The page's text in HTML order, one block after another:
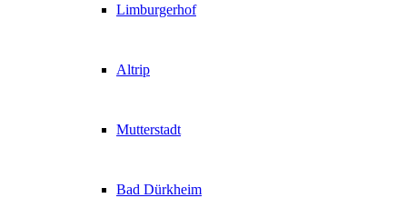
Limburgerhof
Altrip
Mutterstadt
Bad Dürkheim